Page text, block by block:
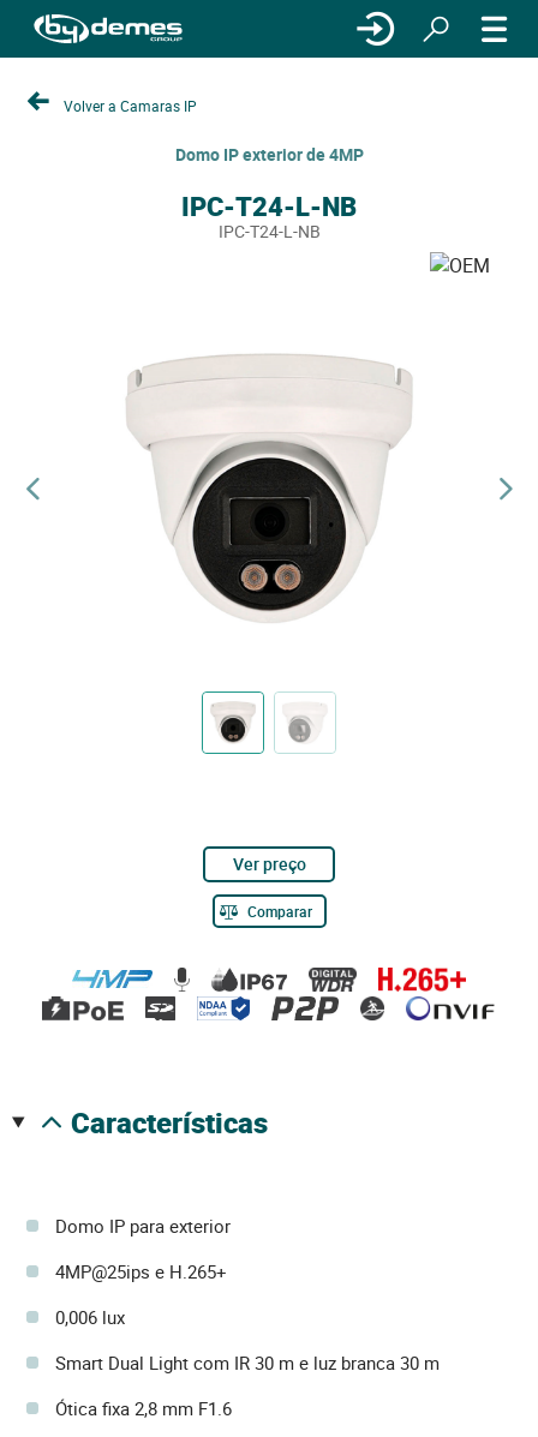
Volver a Camaras IP
Domo IP exterior de 4MP
IPC-T24-L-NB
IPC-T24-L-NB
Ver preço
Comparar
características
Domo IP para exterior
4MP@25ips e H.265+
0,006 lux
Smart Dual Light com IR 30 m e luz branca 30 m
Ótica fixa 2,8 mm F1.6